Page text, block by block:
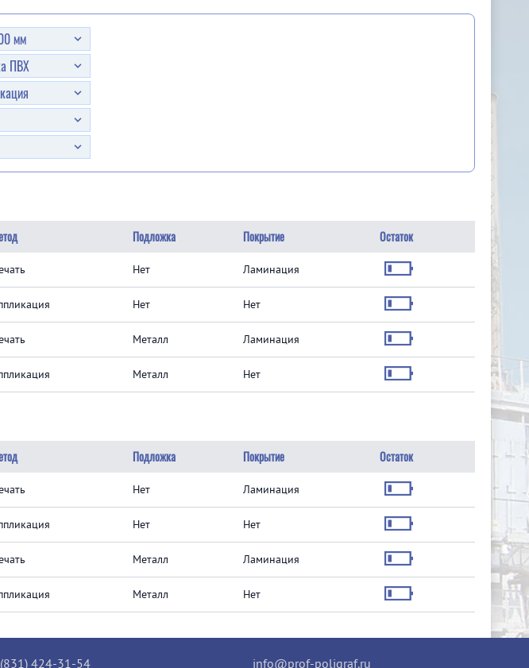
Подложка Покрытие Остаток
Нет Ламинация
Нет Нет
Металл Ламинация
Металл Нет
Подложка Покрытие Остаток
Нет Ламинация
Нет Нет
Металл Ламинация
Металл Нет
424-31-54 info@prof-poligraf.ru